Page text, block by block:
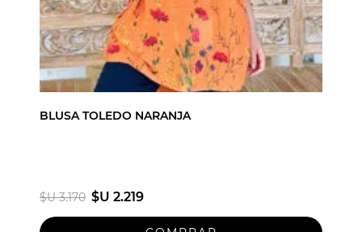
BLUSA TOLEDO NARANJA
$U 3.170 $U 2.219